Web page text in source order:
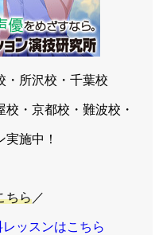
・所沢校・千葉校
・京都校・難波校・
施中！
ちら／
ッスンはこちら